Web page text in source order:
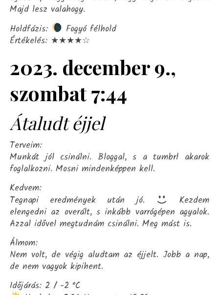
Majd lesz valahogy.
Holdfázis:
Fogyó félhold
Értékelés: ★★★★☆
2023. december 9.,
szombat 7:44
Átaludt éjjel
Terveim:
Munkát jól csinálni. Bloggal, s a tumbrl akarok
foglalkozni. Mosni mindenképpen kell.
Kedvem:
Tegnapi eredmények után jó.
Kezdem
elengedni az overált, s inkább varrógépen agyalok.
Azzal idővel megtudnám csinálni. Meg mást is.
Álmom:
Nem volt, de végig aludtam az éjjelt. Jobb a nap,
de nem vagyok kipihent.
Időjárás: 2 / -2 °C